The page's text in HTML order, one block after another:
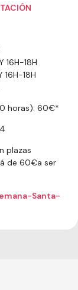
16H-18H
16H-18H
horas): 60€*
plazas
de 60€a ser
Santa-